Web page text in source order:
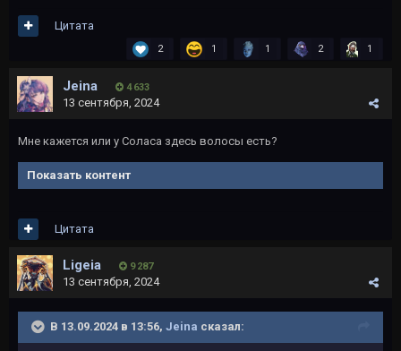
2 1 1 2 1
Цитата
Jeina 4 633
13 сентября, 2024
Мне кажется или у Соласа здесь волосы есть?
Показать контент
Цитата
Ligeia 9 287
13 сентября, 2024
В 13.09.2024 в 13:56, Jeina сказал: